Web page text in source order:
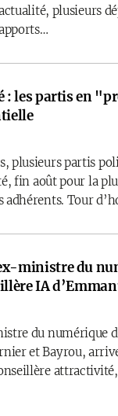
plusieurs
: les partis en
plusieurs partis
fin août pour la
adhérents. Tour
ministre du
IA
du numérique
et Bayrou,